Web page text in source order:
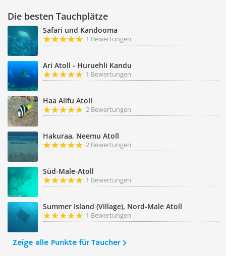
Die besten Tauchplätze
Safari und Kandooma
1 Bewertungen
Ari Atoll - Huruehli Kandu
1 Bewertungen
Haa Alifu Atoll
2 Bewertungen
Hakuraa, Neemu Atoll
2 Bewertungen
Süd-Male-Atoll
1 Bewertungen
Summer Island (Village), Nord-Male Atoll
1 Bewertungen
Zeige alle Punkte für Taucher